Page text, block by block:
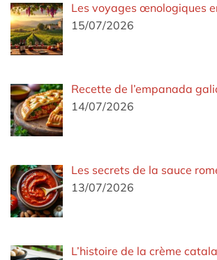
Les voyages œnologiques
15/07/2026
Recette de l’empanada
14/07/2026
Les secrets de la sauce
13/07/2026
L’histoire de la crème